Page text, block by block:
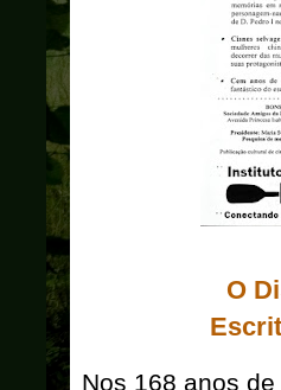
O
Nos 168 anos